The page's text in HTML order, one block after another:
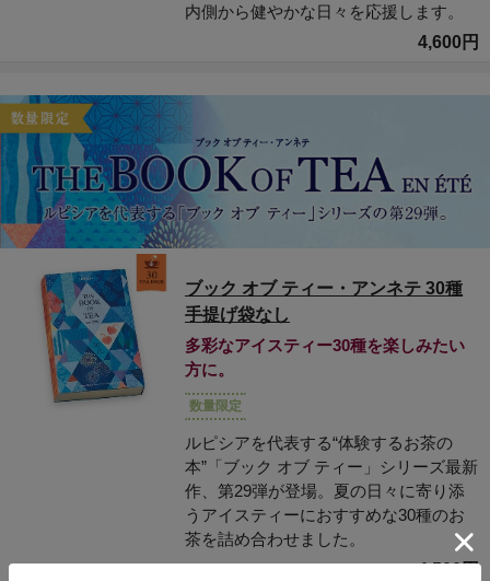
内側から健やかな日々を応援します。
4,600円
ブック オブ ティー・アンネテ 30種
手提げ袋なし
多彩なアイスティー30種を楽しみたい
方に。
数量限定
ルピシアを代表する“体験するお茶の
本”「ブック オブ ティー」シリーズ最新
作、第29弾が登場。夏の日々に寄り添
うアイスティーにおすすめな30種のお
茶を詰め合わせました。
4,500円